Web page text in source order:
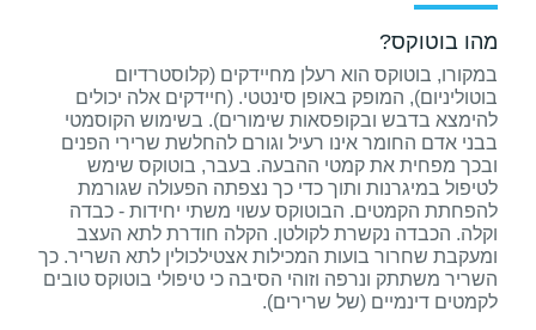
מהו בוטוקס?
במקורו, בוטוקס הוא רעלן מחיידקים (קלוסטרדיום
בוטוליניום), המופק באופן סינטטי. (חיידקים אלה יכולים
להימצא בדבש ובקופסאות שימורים). בשימוש הקוסמטי
בבני אדם החומר אינו רעיל וגורם להחלשת שרירי הפנים
ובכך מפחית את קמטי ההבעה. בעבר, בוטוקס שימש
לטיפול במיגרנות ותוך כדי כך נצפתה הפעולה שגורמת
להפחתת הקמטים. הבוטוקס עשוי משתי יחידות - כבדה
וקלה. הכבדה נקשרת לקולטן. הקלה חודרת לתא העצב
ומעקבת שחרור בועות המכילות אצטילכולין לתא השריר. כך
השריר משתתק ונרפה וזוהי הסיבה כי טיפולי בוטוקס טובים
לקמטים דינמיים (של שרירים).